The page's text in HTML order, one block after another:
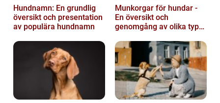
Hundnamn: En grundlig
översikt och presentation
av populära hundnamn
Munkorgar för hundar -
En översikt och
genomgång av olika typer
och nackde...